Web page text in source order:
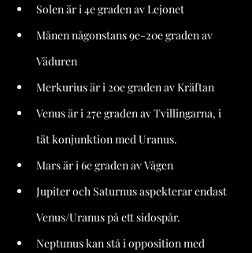
Solen är i 4e graden av Lejonet
Månen någonstans 9e-20e graden av
Väduren
Merkurius är i 20e graden av Kräftan
Venus är i 27e graden av Tvillingarna, i
tät konjunktion med Uranus.
Mars är i 6e graden av Vågen
Jupiter och Saturnus aspekterar endast
Venus/Uranus på ett sidospår.
Neptunus kan stå i opposition med